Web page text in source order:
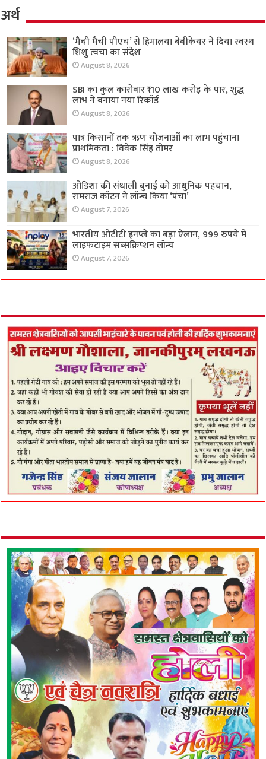
अर्थ
‘मैची मैची पीएच’ से हिमालया बेबीकेयर ने दिया स्वस्थ
शिशु त्वचा का संदेश
August 8, 2026
SBI का कुल कारोबार ₹110 लाख करोड़ के पार, शुद्ध
लाभ ने बनाया नया रिकॉर्ड
August 8, 2026
पात्र किसानों तक ऋण योजनाओं का लाभ पहुंचाना
प्राथमिकता : विवेक सिंह तोमर
August 8, 2026
ओडिशा की संथाली बुनाई को आधुनिक पहचान,
रामराज कॉटन ने लॉन्च किया ‘पंचा’
August 7, 2026
भारतीय ओटीटी इनप्ले का बड़ा ऐलान, 999 रुपये में
लाइफटाइम सब्सक्रिप्शन लॉन्च
August 7, 2026